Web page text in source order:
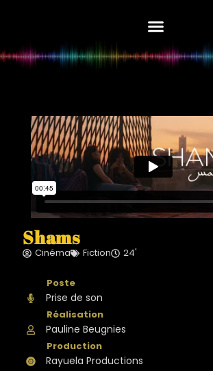
Edith Herregods
Shams
Cinéma Fiction 24'
Prise de son
Pauline Beugnies
Rayuela Productions